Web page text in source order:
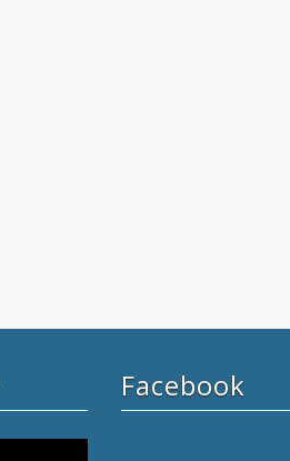
Facebook